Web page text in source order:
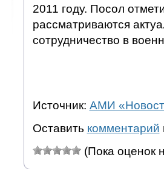
2011 году. Посол
рассматриваются
сотрудничество в
Источник: АМИ
Оставить комментарий
(Пока оценок